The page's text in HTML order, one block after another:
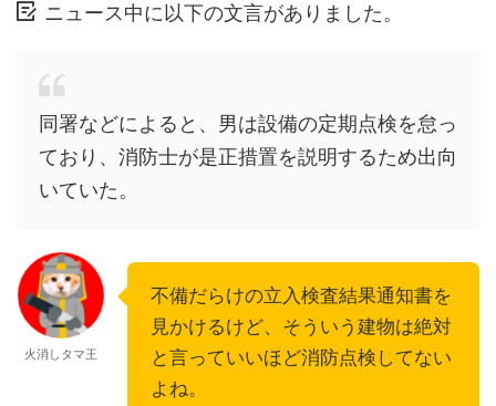
ニュース中に以下の文言がありました。
同署などによると、男は設備の定期点検を怠っ
ており、消防士が是正措置を説明するため出向
いていた。
火消しタマ王
不備だらけの立入検査結果通知書を
見かけるけど、そういう建物は絶対
と言っていいほど消防点検してない
よね。